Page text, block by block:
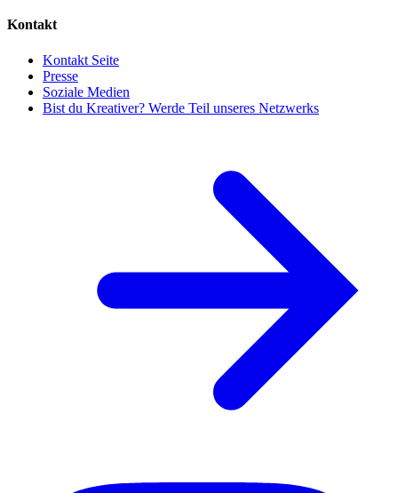
Kontakt
Kontakt Seite
Presse
Soziale Medien
Bist du Kreativer? Werde Teil unseres Netzwerks